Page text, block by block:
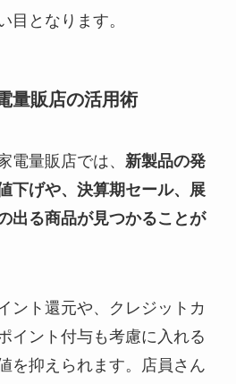
目となります。
量販店の活用術
電量販店では、 新製品の発
下げや、決算期セール、展
出る商品が見つかることが
ント還元や、クレジットカ
イント付与も考慮に入れる
を抑えられます。店員さん